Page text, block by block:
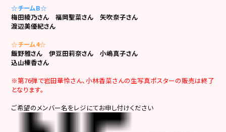
☆チームB☆
梅田綾乃さん福岡聖菜さん矢吹奈子さん
渡辺美優紀さん
☆チーム4☆
飯野雅さん伊豆田莉奈さん小嶋真子さん
込山榛香さん
※第76弾で岩田華怜さん、小林香菜さんの生写真ポスターの販売は終了
となります。
ご希望のメンバー名をレジにてお申し付けください